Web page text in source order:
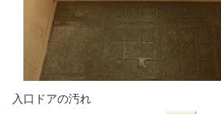
入口ドアの汚れ